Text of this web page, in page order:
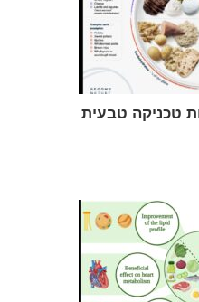
טכניקה טבעית